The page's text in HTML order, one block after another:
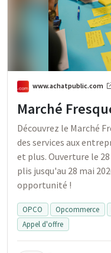
www.achatpublic.com
Marché
Découvrez le Marché
des services aux
et plus. Ouverture le
plis jusqu'au 28 mai
opportunité !
OPCO Opcommerce
Appel d'offre